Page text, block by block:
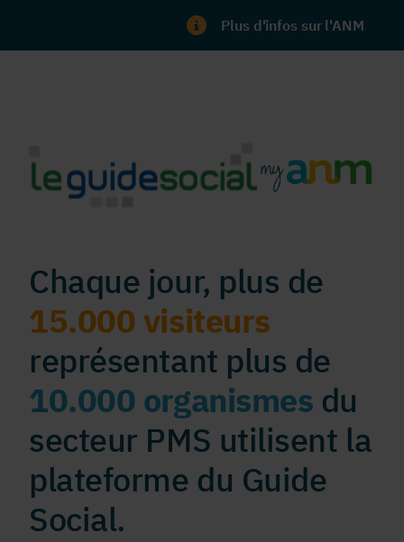
Plus d'infos sur l'ANM
Chaque jour, plus de
15.000 visiteurs
représentant plus de
10.000 organismes du
secteur PMS utilisent la
plateforme du Guide
Social.